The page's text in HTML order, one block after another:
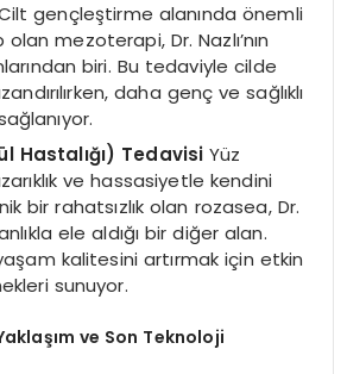
gençleştirme alanında önemli
mezoterapi, Dr. Nazlı’nın
biri. Bu tedaviyle cilde
daha genç ve sağlıklı
Hastalığı) Tedavisi Yüz
ve hassasiyetle kendini
bir rahatsızlık olan rozasea, Dr.
ele aldığı bir diğer alan.
kalitesini artırmak için etkin
sunuyor.
ve Son Teknoloji